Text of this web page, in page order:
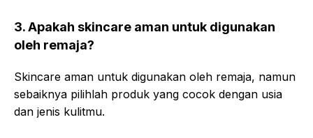
3. Apakah skincare aman untuk digunakan
oleh remaja?
Skincare aman untuk digunakan oleh remaja, namun
sebaiknya pilihlah produk yang cocok dengan usia
dan jenis kulitmu.